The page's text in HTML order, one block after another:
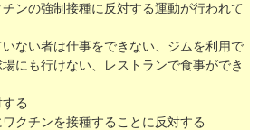
ンの強制接種に反対する運動が行われて
いない者は仕事をできない、ジムを利用で
にも行けない、レストランで食事ができ
る
ワクチンを接種することに反対する